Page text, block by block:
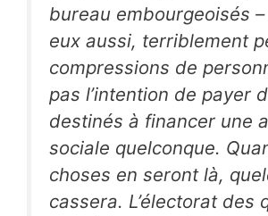
bureau embourgeoisés
eux aussi, terriblement
compressions de
pas l’intention de payer
destinés à financer une
sociale quelconque.
choses en seront là,
cassera. L’électorat des